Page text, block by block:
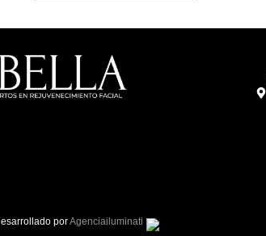
porAgenciailuminati